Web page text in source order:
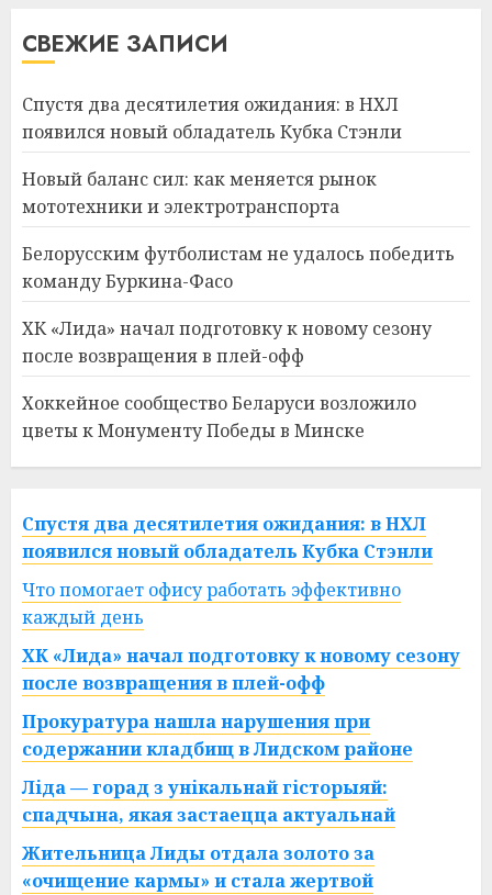
СВЕЖИЕ ЗАПИСИ
Спустя два десятилетия ожидания: в НХЛ
появился новый обладатель Кубка Стэнли
Новый баланс сил: как меняется рынок
мототехники и электротранспорта
Белорусским футболистам не удалось победить
команду Буркина-Фасо
ХК «Лида» начал подготовку к новому сезону
после возвращения в плей-офф
Хоккейное сообщество Беларуси возложило
цветы к Монументу Победы в Минске
Спустя два десятилетия ожидания: в НХЛ
появился новый обладатель Кубка Стэнли
Что помогает офису работать эффективно
каждый день
ХК «Лида» начал подготовку к новому сезону
после возвращения в плей-офф
Прокуратура нашла нарушения при
содержании кладбищ в Лидском районе
Ліда — горад з унікальнай гісторыяй:
спадчына, якая застаецца актуальнай
Жительница Лиды отдала золото за
«очищение кармы» и стала жертвой